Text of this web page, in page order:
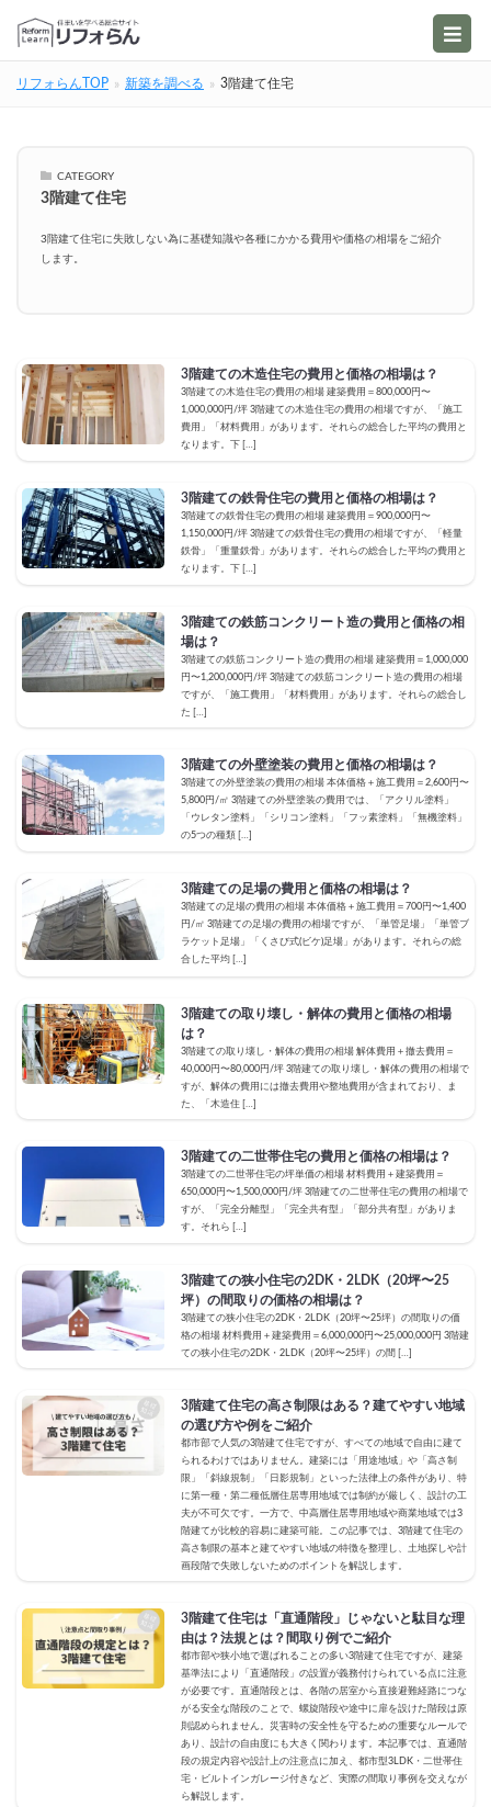
リフォらんTOP 新築を調べる 3階建て住宅
CATEGORY
3階建て住宅
3階建て住宅に失敗しない為に基礎知識や各種にかかる費用や価格の相場をご紹介
します。
3階建ての木造住宅の費用と価格の相場は？
3階建ての木造住宅の費用の相場 建築費用＝800,000円〜
1,000,000円/坪 3階建ての木造住宅の費用の相場ですが、「施工
費用」「材料費用」があります。それらの総合した平均の費用と
なります。下 […]
3階建ての鉄骨住宅の費用と価格の相場は？
3階建ての鉄骨住宅の費用の相場 建築費用＝900,000円〜
1,150,000円/坪 3階建ての鉄骨住宅の費用の相場ですが、「軽量
鉄骨」「重量鉄骨」があります。それらの総合した平均の費用と
なります。下 […]
3階建ての鉄筋コンクリート造の費用と価格の相
場は？
3階建ての鉄筋コンクリート造の費用の相場 建築費用＝1,000,000
円〜1,200,000円/坪 3階建ての鉄筋コンクリート造の費用の相場
ですが、「施工費用」「材料費用」があります。それらの総合し
た […]
3階建ての外壁塗装の費用と価格の相場は？
3階建ての外壁塗装の費用の相場 本体価格＋施工費用＝2,600円〜
5,800円/㎡ 3階建ての外壁塗装の費用では、「アクリル塗料」
「ウレタン塗料」「シリコン塗料」「フッ素塗料」「無機塗料」
の5つの種類 […]
3階建ての足場の費用と価格の相場は？
3階建ての足場の費用の相場 本体価格＋施工費用＝700円〜1,400
円/㎡ 3階建ての足場の費用の相場ですが、「単管足場」「単管ブ
ラケット足場」「くさび式(ビケ)足場」があります。それらの総
合した平均 […]
3階建ての取り壊し・解体の費用と価格の相場
は？
3階建ての取り壊し・解体の費用の相場 解体費用＋撤去費用＝
40,000円〜80,000円/坪 3階建ての取り壊し・解体の費用の相場で
すが、解体の費用には撤去費用や整地費用が含まれており、ま
た、「木造住 […]
3階建ての二世帯住宅の費用と価格の相場は？
3階建ての二世帯住宅の坪単価の相場 材料費用＋建築費用＝
650,000円〜1,500,000円/坪 3階建ての二世帯住宅の費用の相場で
すが、「完全分離型」「完全共有型」「部分共有型」がありま
す。それら […]
3階建ての狭小住宅の2DK・2LDK（20坪〜25
坪）の間取りの価格の相場は？
3階建ての狭小住宅の2DK・2LDK（20坪〜25坪）の間取りの価
格の相場 材料費用＋建築費用＝6,000,000円〜25,000,000円 3階建
ての狭小住宅の2DK・2LDK（20坪〜25坪）の間 […]
3階建て住宅の高さ制限はある？建てやすい地域
の選び方や例をご紹介
都市部で人気の3階建て住宅ですが、すべての地域で自由に建て
られるわけではありません。建築には「用途地域」や「高さ制
限」「斜線規制」「日影規制」といった法律上の条件があり、特
に第一種・第二種低層住居専用地域では制約が厳しく、設計の工
夫が不可欠です。一方で、中高層住居専用地域や商業地域では3
階建てが比較的容易に建築可能。この記事では、3階建て住宅の
高さ制限の基本と建てやすい地域の特徴を整理し、土地探しや計
画段階で失敗しないためのポイントを解説します。
3階建て住宅は「直通階段」じゃないと駄目な理
由は？法規とは？間取り例でご紹介
都市部や狭小地で選ばれることの多い3階建て住宅ですが、建築
基準法により「直通階段」の設置が義務付けられている点に注意
が必要です。直通階段とは、各階の居室から直接避難経路につな
がる安全な階段のことで、螺旋階段や途中に扉を設けた階段は原
則認められません。災害時の安全性を守るための重要なルールで
あり、設計の自由度にも大きく関わります。本記事では、直通階
段の規定内容や設計上の注意点に加え、都市型3LDK・二世帯住
宅・ビルトインガレージ付きなど、実際の間取り事例を交えなが
ら解説します。